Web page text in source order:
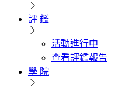
評 鑑
活動進行中
查看評鑑報告
學 院